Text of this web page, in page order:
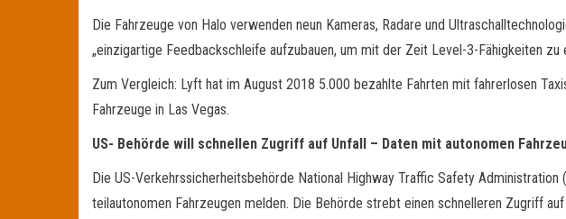
Die Fahrzeuge von Halo verwenden neun Kameras, Radare und
„einzigartige Feedbackschleife aufzubauen, um mit der Zeit Level-3-Fähigkeiten zu
Zum Vergleich: Lyft hat im August 2018 5.000 bezahlte Fahrten mit fahrerlosen
Fahrzeuge in Las Vegas.
US- Behörde will schnellen Zugriff auf Unfall – Daten mit autonomen
Die US-Verkehrssicherheitsbehörde National Highway Traffic Safety
teilautonomen Fahrzeugen melden. Die Behörde strebt einen schnelleren Zugriff